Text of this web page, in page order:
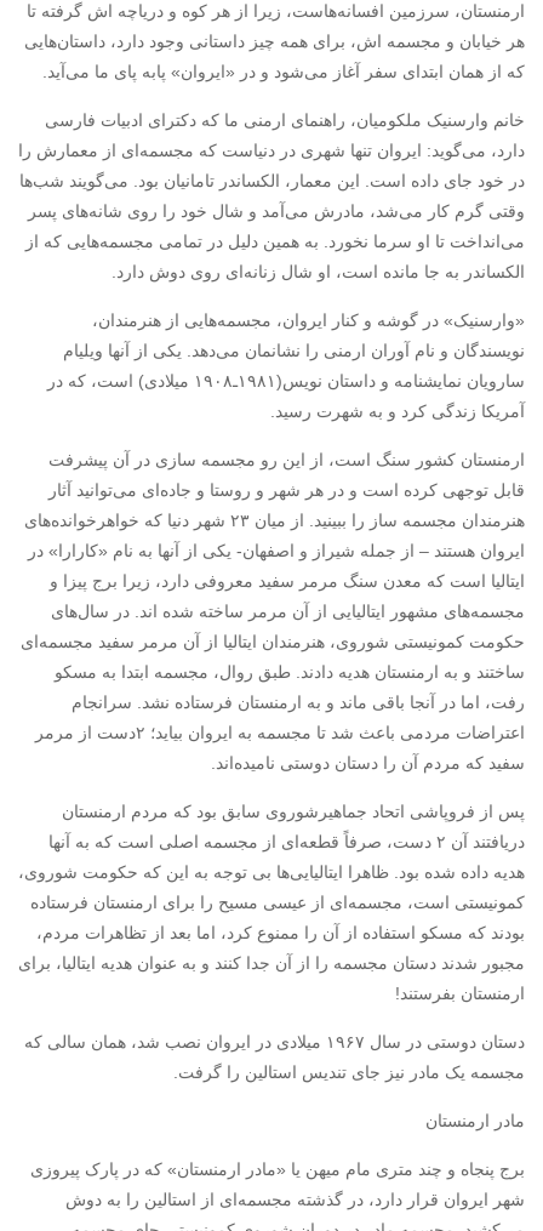
ارمنستان، سرزمین افسانه‌هاست، زیرا از هر کوه و دریاچه اش گرفته تا
هر خیابان و مجسمه اش، برای همه چیز داستانی وجود دارد، داستان‌هایی
که از همان ابتدای سفر آغاز می‌شود و در «ایروان» پابه پای ما می‌آید.
خانم وارسنیک ملکومیان، راهنمای ارمنی ما که دکترای ادبیات فارسی
دارد، می‌گوید: ایروان تنها شهری در دنیاست که مجسمه‌ای از معمارش را
در خود جای داده است. این معمار، الکساندر تامانیان بود. می‌گویند شب‌ها
وقتی گرم کار می‌شد، مادرش می‌آمد و شال خود را روی شانه‌های پسر
می‌انداخت تا او سرما نخورد. به همین دلیل در تمامی مجسمه‌هایی که از
الکساندر به جا مانده است، او شال زنانه‌ای روی دوش دارد.
«وارسنیک» در گوشه و کنار ایروان، مجسمه‌هایی از هنرمندان،
نویسندگان و نام آوران ارمنی را نشانمان می‌دهد. یکی از آنها ویلیام
سارویان نمایشنامه و داستان نویس(۱۹۸۱ـ۱۹۰۸ میلادی) است، که در
آمریکا زندگی کرد و به شهرت رسید.
ارمنستان کشور سنگ است، از این رو مجسمه سازی در آن پیشرفت
قابل توجهی کرده است و در هر شهر و روستا و جاده‌ای می‌توانید آثار
هنرمندان مجسمه ساز را ببینید. از میان ۲۳ شهر دنیا که خواهرخوانده‌های
ایروان هستند – از جمله شیراز و اصفهان- یکی از آنها به نام «کارارا» در
ایتالیا است که معدن سنگ مرمر سفید معروفی دارد، زیرا برج پیزا و
مجسمه‌های مشهور ایتالیایی از آن مرمر ساخته شده اند. در سال‌های
حکومت کمونیستی شوروی، هنرمندان ایتالیا از آن مرمر سفید مجسمه‌ای
ساختند و به ارمنستان هدیه دادند. طبق روال، مجسمه ابتدا به مسکو
رفت، اما در آنجا باقی ماند و به ارمنستان فرستاده نشد. سرانجام
اعتراضات مردمی باعث شد تا مجسمه به ایروان بیاید؛ ۲دست از مرمر
سفید که مردم آن را دستان دوستی نامیده‌اند.
پس از فروپاشی اتحاد جماهیرشوروی سابق بود که مردم ارمنستان
دریافتند آن ۲ دست، صرفاً قطعه‌ای از مجسمه اصلی است که به آنها
هدیه داده شده بود. ظاهرا ایتالیایی‌ها بی توجه به این که حکومت شوروی،
کمونیستی است، مجسمه‌ای از عیسی مسیح را برای ارمنستان فرستاده
بودند که مسکو استفاده از آن را ممنوع کرد، اما بعد از تظاهرات مردم،
مجبور شدند دستان مجسمه را از آن جدا کنند و به عنوان هدیه ایتالیا، برای
ارمنستان بفرستند!
دستان دوستی در سال ۱۹۶۷ میلادی در ایروان نصب شد، همان سالی که
مجسمه یک مادر نیز جای تندیس استالین را گرفت.‏
مادر ارمنستان
برج پنجاه و چند متری مام میهن یا «مادر ارمنستان» که در پارک پیروزی
شهر ایروان قرار دارد، در گذشته مجسمه‌ای از استالین را به دوش